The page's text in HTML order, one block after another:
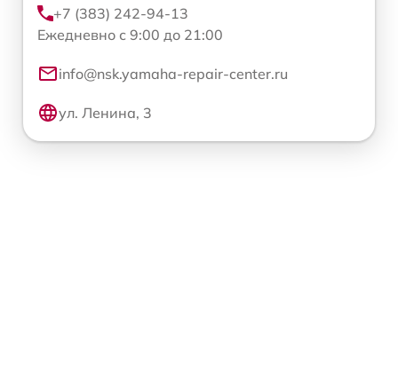
+7 (383) 242-94-13
Ежедневно с 9:00 до 21:00
info@nsk.yamaha-repair-center.ru
ул. Ленина, 3